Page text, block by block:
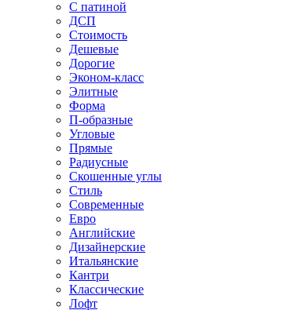
С патиной
ДСП
Стоимость
Дешевые
Дорогие
Эконом-класс
Элитные
Форма
П-образные
Угловые
Прямые
Радиусные
Скошенные углы
Стиль
Современные
Евро
Английские
Дизайнерские
Итальянские
Кантри
Классические
Лофт